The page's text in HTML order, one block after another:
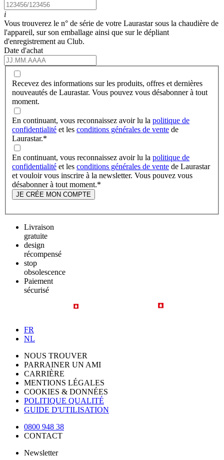
i
Vous trouverez le n° de série de votre Laurastar sous la chaudière de
l'appareil, sur son emballage ainsi que sur le dépliant
d'enregistrement au Club.
Date d'achat
Recevez des informations sur les produits, offres et dernières
nouveautés de Laurastar. Vous pouvez vous désabonner à tout
moment.
En continuant, vous reconnaissez avoir lu la politique de
confidentialité et les conditions générales de vente de
Laurastar.*
En continuant, vous reconnaissez avoir lu la politique de
confidentialité et les conditions générales de vente de Laurastar
et vouloir vous inscrire à la newsletter. Vous pouvez vous
désabonner à tout moment.*
JE CRÉE MON COMPTE
Livraison
gratuite
design
récompensé
stop
obsolescence
Paiement
sécurisé
FR
NL
NOUS TROUVER
PARRAINER UN AMI
CARRIÈRE
MENTIONS LÉGALES
COOKIES & DONNÉES
POLITIQUE QUALITÉ
GUIDE D'UTILISATION
0800 948 38
CONTACT
Newsletter